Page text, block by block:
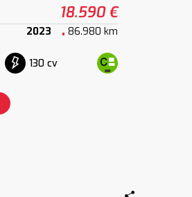
18.590 €
2023 86.980 km
130 cv